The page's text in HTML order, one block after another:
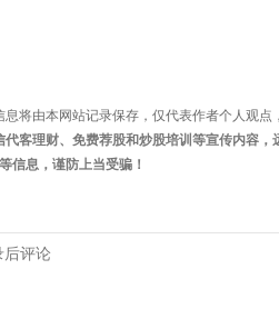
息将由本网站记录保存，仅代表作者个人观
代客理财、免费荐股和炒股培训等宣传内容
信息，谨防上当受骗！